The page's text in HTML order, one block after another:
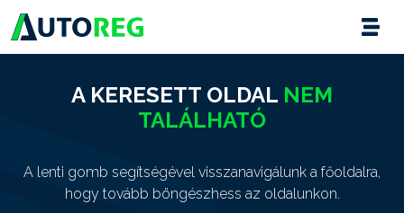
A KERESETT OLDAL NEM
TALÁLHATÓ
A lenti gomb segítségével visszanavigálunk a főoldalra,
hogy tovább böngészhess az oldalunkon.